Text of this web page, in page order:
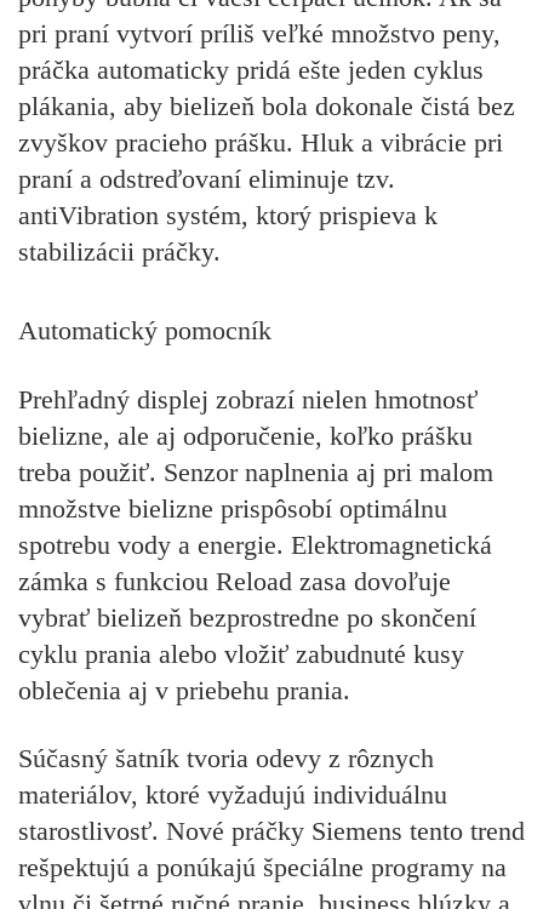
pri praní vytvorí príliš veľké množstvo peny,
práčka automaticky pridá ešte jeden cyklus
plákania, aby bielizeň bola dokonale čistá bez
zvyškov pracieho prášku. Hluk a vibrácie pri
praní a odstreďovaní eliminuje tzv.
antiVibration systém, ktorý prispieva k
stabilizácii práčky.
Automatický pomocník
Prehľadný displej zobrazí nielen hmotnosť
bielizne, ale aj odporučenie, koľko prášku
treba použiť. Senzor naplnenia aj pri malom
množstve bielizne prispôsobí optimálnu
spotrebu vody a energie. Elektromagnetická
zámka s funkciou Reload zasa dovoľuje
vybrať bielizeň bezprostredne po skončení
cyklu prania alebo vložiť zabudnuté kusy
oblečenia aj v priebehu prania.
Súčasný šatník tvoria odevy z rôznych
materiálov, ktoré vyžadujú individuálnu
starostlivosť. Nové práčky Siemens tento trend
rešpektujú a ponúkajú špeciálne programy na